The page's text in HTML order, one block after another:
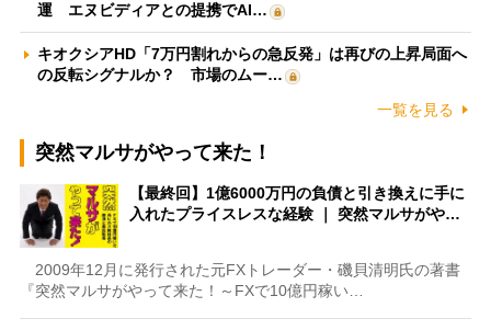
運 エヌビディアとの提携でAI…
キオクシアHD「7万円割れからの急反発」は再びの上昇局面へ
の反転シグナルか？ 市場のムー…
一覧を見る
突然マルサがやって来た！
【最終回】1億6000万円の負債と引き換えに手に
入れたプライスレスな経験 ｜ 突然マルサがや…
2009年12月に発行された元FXトレーダー・磯貝清明氏の著書
『突然マルサがやって来た！～FXで10億円稼い…